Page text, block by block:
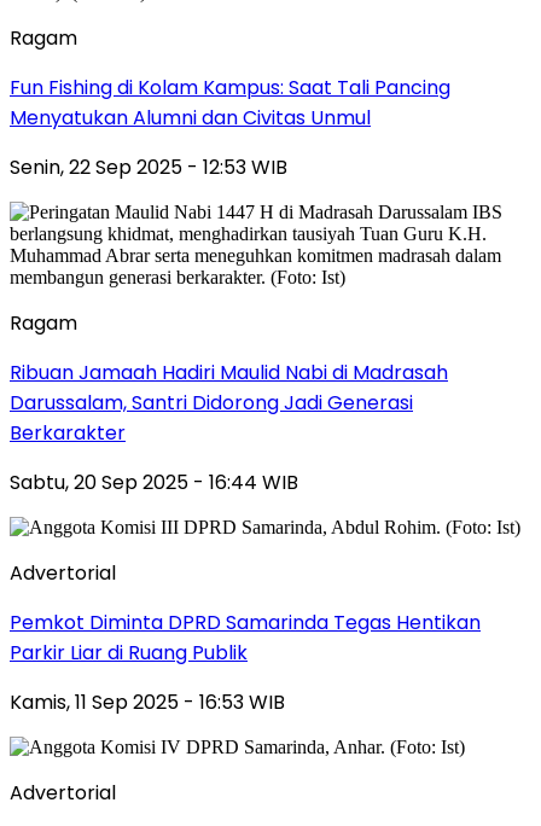
Ragam
Fun Fishing di Kolam Kampus: Saat Tali Pancing
Menyatukan Alumni dan Civitas Unmul
Senin, 22 Sep 2025 - 12:53 WIB
Ragam
Ribuan Jamaah Hadiri Maulid Nabi di Madrasah
Darussalam, Santri Didorong Jadi Generasi
Berkarakter
Sabtu, 20 Sep 2025 - 16:44 WIB
Advertorial
Pemkot Diminta DPRD Samarinda Tegas Hentikan
Parkir Liar di Ruang Publik
Kamis, 11 Sep 2025 - 16:53 WIB
Advertorial